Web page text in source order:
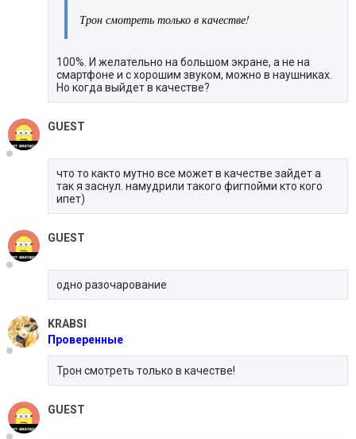
Трон смотреть только в качестве!
100%. И желательно на большом экране, а не на
смартфоне и с хорошим звуком, можно в наушниках.
Но когда выйдет в качестве?
GUEST
что то както мутно все может в качестве зайдет а
так я заснул. намудрили такого фигпойми кто кого
ипет)
GUEST
одно разочарование
KRABSI
Проверенные
Трон смотреть только в качестве!
GUEST